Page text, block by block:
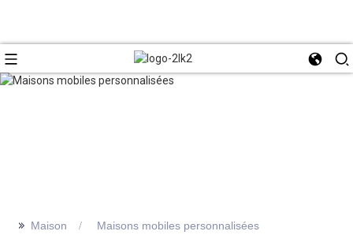
>> Maison Maisons mobiles personnalisées